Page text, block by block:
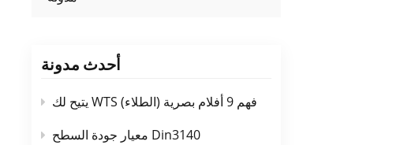
أحدث مدونة
يتيح لك WTS فهم 9 أفلام بصرية (الطلاء)
معيار جودة السطح Din3140